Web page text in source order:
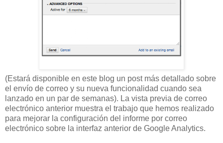
(Estará disponible en este blog un post más detallado sobre
el envío de correo y su nueva funcionalidad cuando sea
lanzado en un par de semanas). La vista previa de correo
electrónico anterior muestra el trabajo que hemos realizado
para mejorar la configuración del informe por correo
electrónico sobre la interfaz anterior de Google Analytics.